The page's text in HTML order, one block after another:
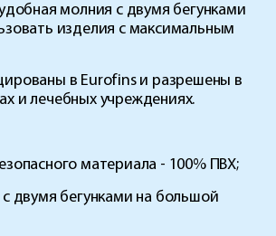
молния с двумя бегунками
изделия с максимальным
в Eurofins и разрешены в
и лечебных учреждениях.
материала - 100% ПВХ;
двумя бегунками на большой